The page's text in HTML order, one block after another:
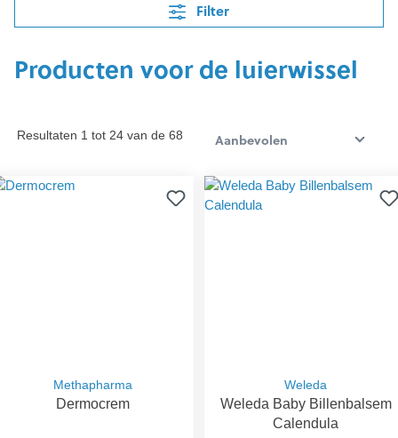
Filter
Producten voor de luierwissel
Resultaten 1 tot 24 van de 68
Methapharma
Dermocrem
Weleda
Weleda Baby Billenbalsem
Calendula